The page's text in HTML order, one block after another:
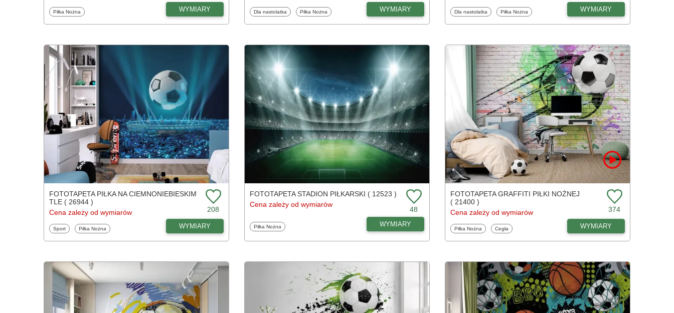
Fototapety
Piłka Nożna WYMIARY Fototapety
Dla nastolatka Fototapety
Piłka Nożna WYMIARY Fototapety
Dla nastolatka Fototapety
Piłka Nożna WYMIARY
FOTOTAPETA PIŁKA NA CIEMNONIEBIESKIM
TLE ( 26944 )
Cena zależy od wymiarów
208
Fototapety
Sport Fototapety
Piłka Nożna WYMIARY
FOTOTAPETA STADION PIŁKARSKI ( 12523 )
Cena zależy od wymiarów
48
Fototapety
Piłka Nożna WYMIARY
FOTOTAPETA GRAFFITI PIŁKI NOŻNEJ
( 21400 )
Cena zależy od wymiarów
374
Fototapety
Piłka Nożna Fototapety
Cegła WYMIARY